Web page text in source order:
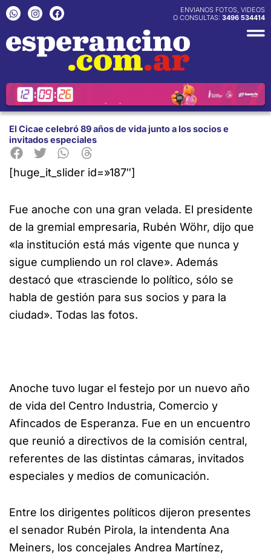
contenido
W
h
t
s
a
I
n
t
a
g
m
F
a
e
b
ENVIANOS FOTOS, VIDEOS
O CONSULTAS: 3496 534414
El Cicae celebró 89 años de vida junto a los socios e
invitados especiales
[huge_it_slider id=»187″]
Fue anoche con una gran velada. El presidente
de la gremial empresaria, Rubén Wöhr, dijo que
«la institución está más vigente que nunca y
sigue cumpliendo un rol clave». Además
destacó que «trasciende lo político, sólo se
habla de gestión para sus socios y para la
ciudad». Todas las fotos.
Anoche tuvo lugar el festejo por un nuevo año
de vida del Centro Industria, Comercio y
Afincados de Esperanza. Fue en un encuentro
que reunió a directivos de la comisión central,
referentes de las distintas cámaras, invitados
especiales y medios de comunicación.
Entre los dirigentes políticos dijeron presentes
el senador Rubén Pirola, la intendenta Ana
Meiners, los concejales Andrea Martínez,